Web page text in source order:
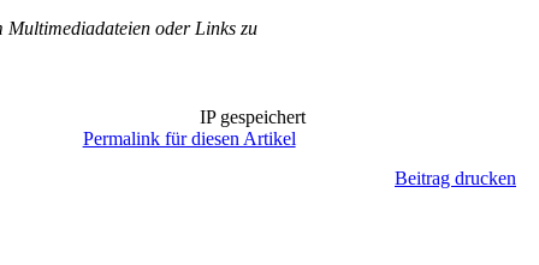
Multimediadateien oder Links zu
IP gespeichert
Permalink für diesen Artikel
Beitrag drucken